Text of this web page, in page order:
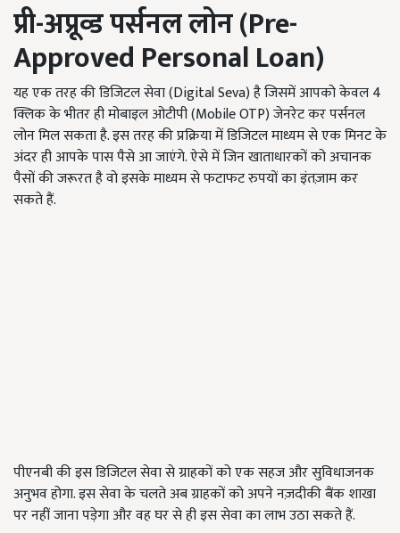
प्री-अप्रूव्ड पर्सनल लोन(Pre-
Approved Personal Loan)
यह एक तरह की डिजिटल सेवा(Digital Seva)है जिसमें आपको केवल 4
क्लिक के भीतर ही मोबाइल ओटीपी(Mobile OTP)जेनरेट कर पर्सनल
लोन मिल सकता है. इस तरह की प्रक्रिया में डिजिटल माध्यम से एक मिनट के
अंदर ही आपके पास पैसे आ जाएंगे. ऐसे में जिन खाताधारकों को अचानक
पैसों की जरूरत है वो इसके माध्यम से फटाफट रुपयों का इंतज़ाम कर
सकते हैं.
पीएनबी की इस डिजिटल सेवा से ग्राहकों को एक सहज और सुविधाजनक
अनुभव होगा. इस सेवा के चलते अब ग्राहकों को अपने नज़दीकी बैंक शाखा
पर नहीं जाना पड़ेगा और वह घर से ही इस सेवा का लाभ उठा सकते हैं.